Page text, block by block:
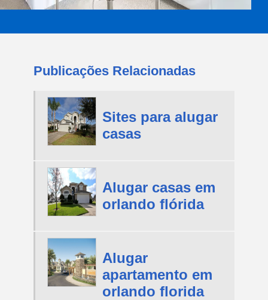
Publicações Relacionadas
Sites para alugar
casas
Alugar casas em
orlando flórida
Alugar
apartamento em
orlando florida